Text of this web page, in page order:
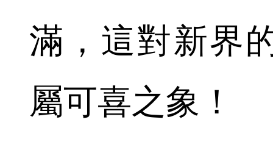
滿，這對新界
屬可喜之象！